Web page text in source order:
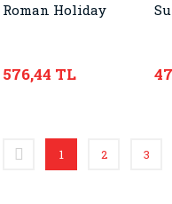
Roman Holiday
576,44 TL
1 2 3